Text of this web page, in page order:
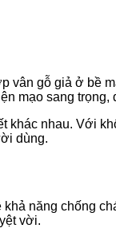
gỗ giả ở bề
mạo sang
khác nhau. Với
dùng.
năng chống
vời.